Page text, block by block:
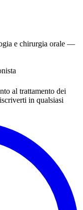
e chirurgia orale —
al trattamento dei
in qualsiasi